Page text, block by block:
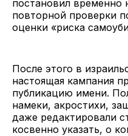
постановил временно
повторной проверки
оценки «риска
После этого в
настоящая кампания
публикацию имени.
намеки, акростихи,
даже редактировали
косвенно указать, о